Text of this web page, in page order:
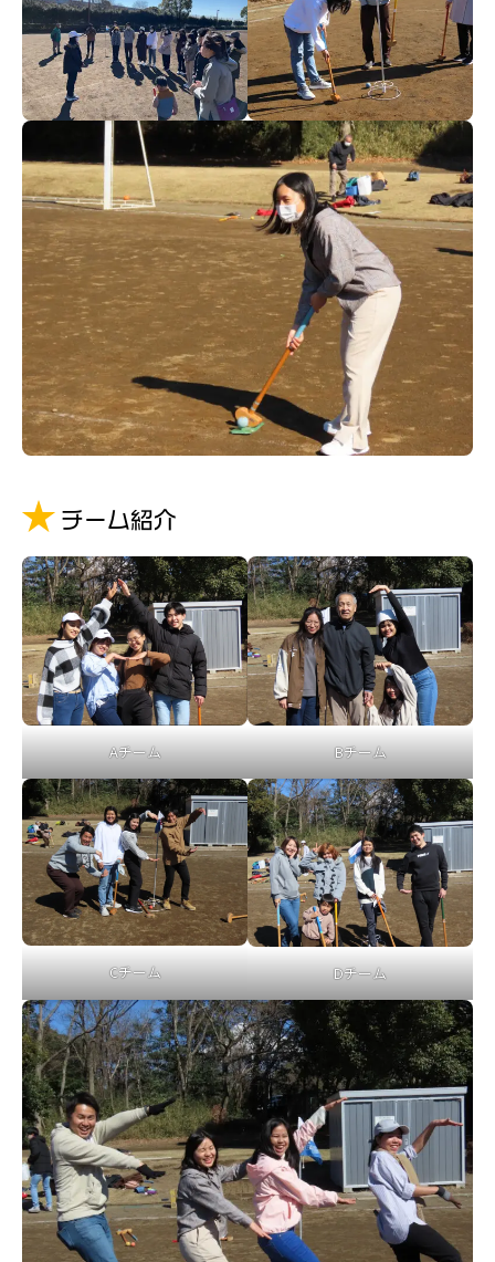
チーム紹介
Aチーム Bチーム
Cチーム Dチーム